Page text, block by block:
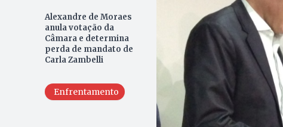
Alexandre de Moraes
anula votação da
Câmara e determina
perda de mandato de
Carla Zambelli
Enfrentamento